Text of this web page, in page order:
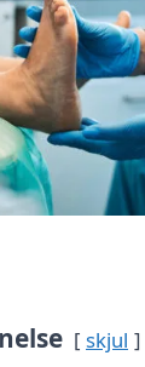
skjul